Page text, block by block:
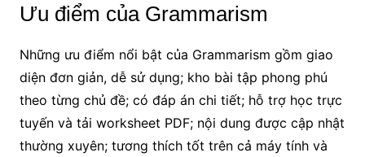
Ưu điểm của Grammarism
Những ưu điểm nổi bật của Grammarism gồm giao
diện đơn giản, dễ sử dụng; kho bài tập phong phú
theo từng chủ đề; có đáp án chi tiết; hỗ trợ học trực
tuyến và tải worksheet PDF; nội dung được cập nhật
thường xuyên; tương thích tốt trên cả máy tính và